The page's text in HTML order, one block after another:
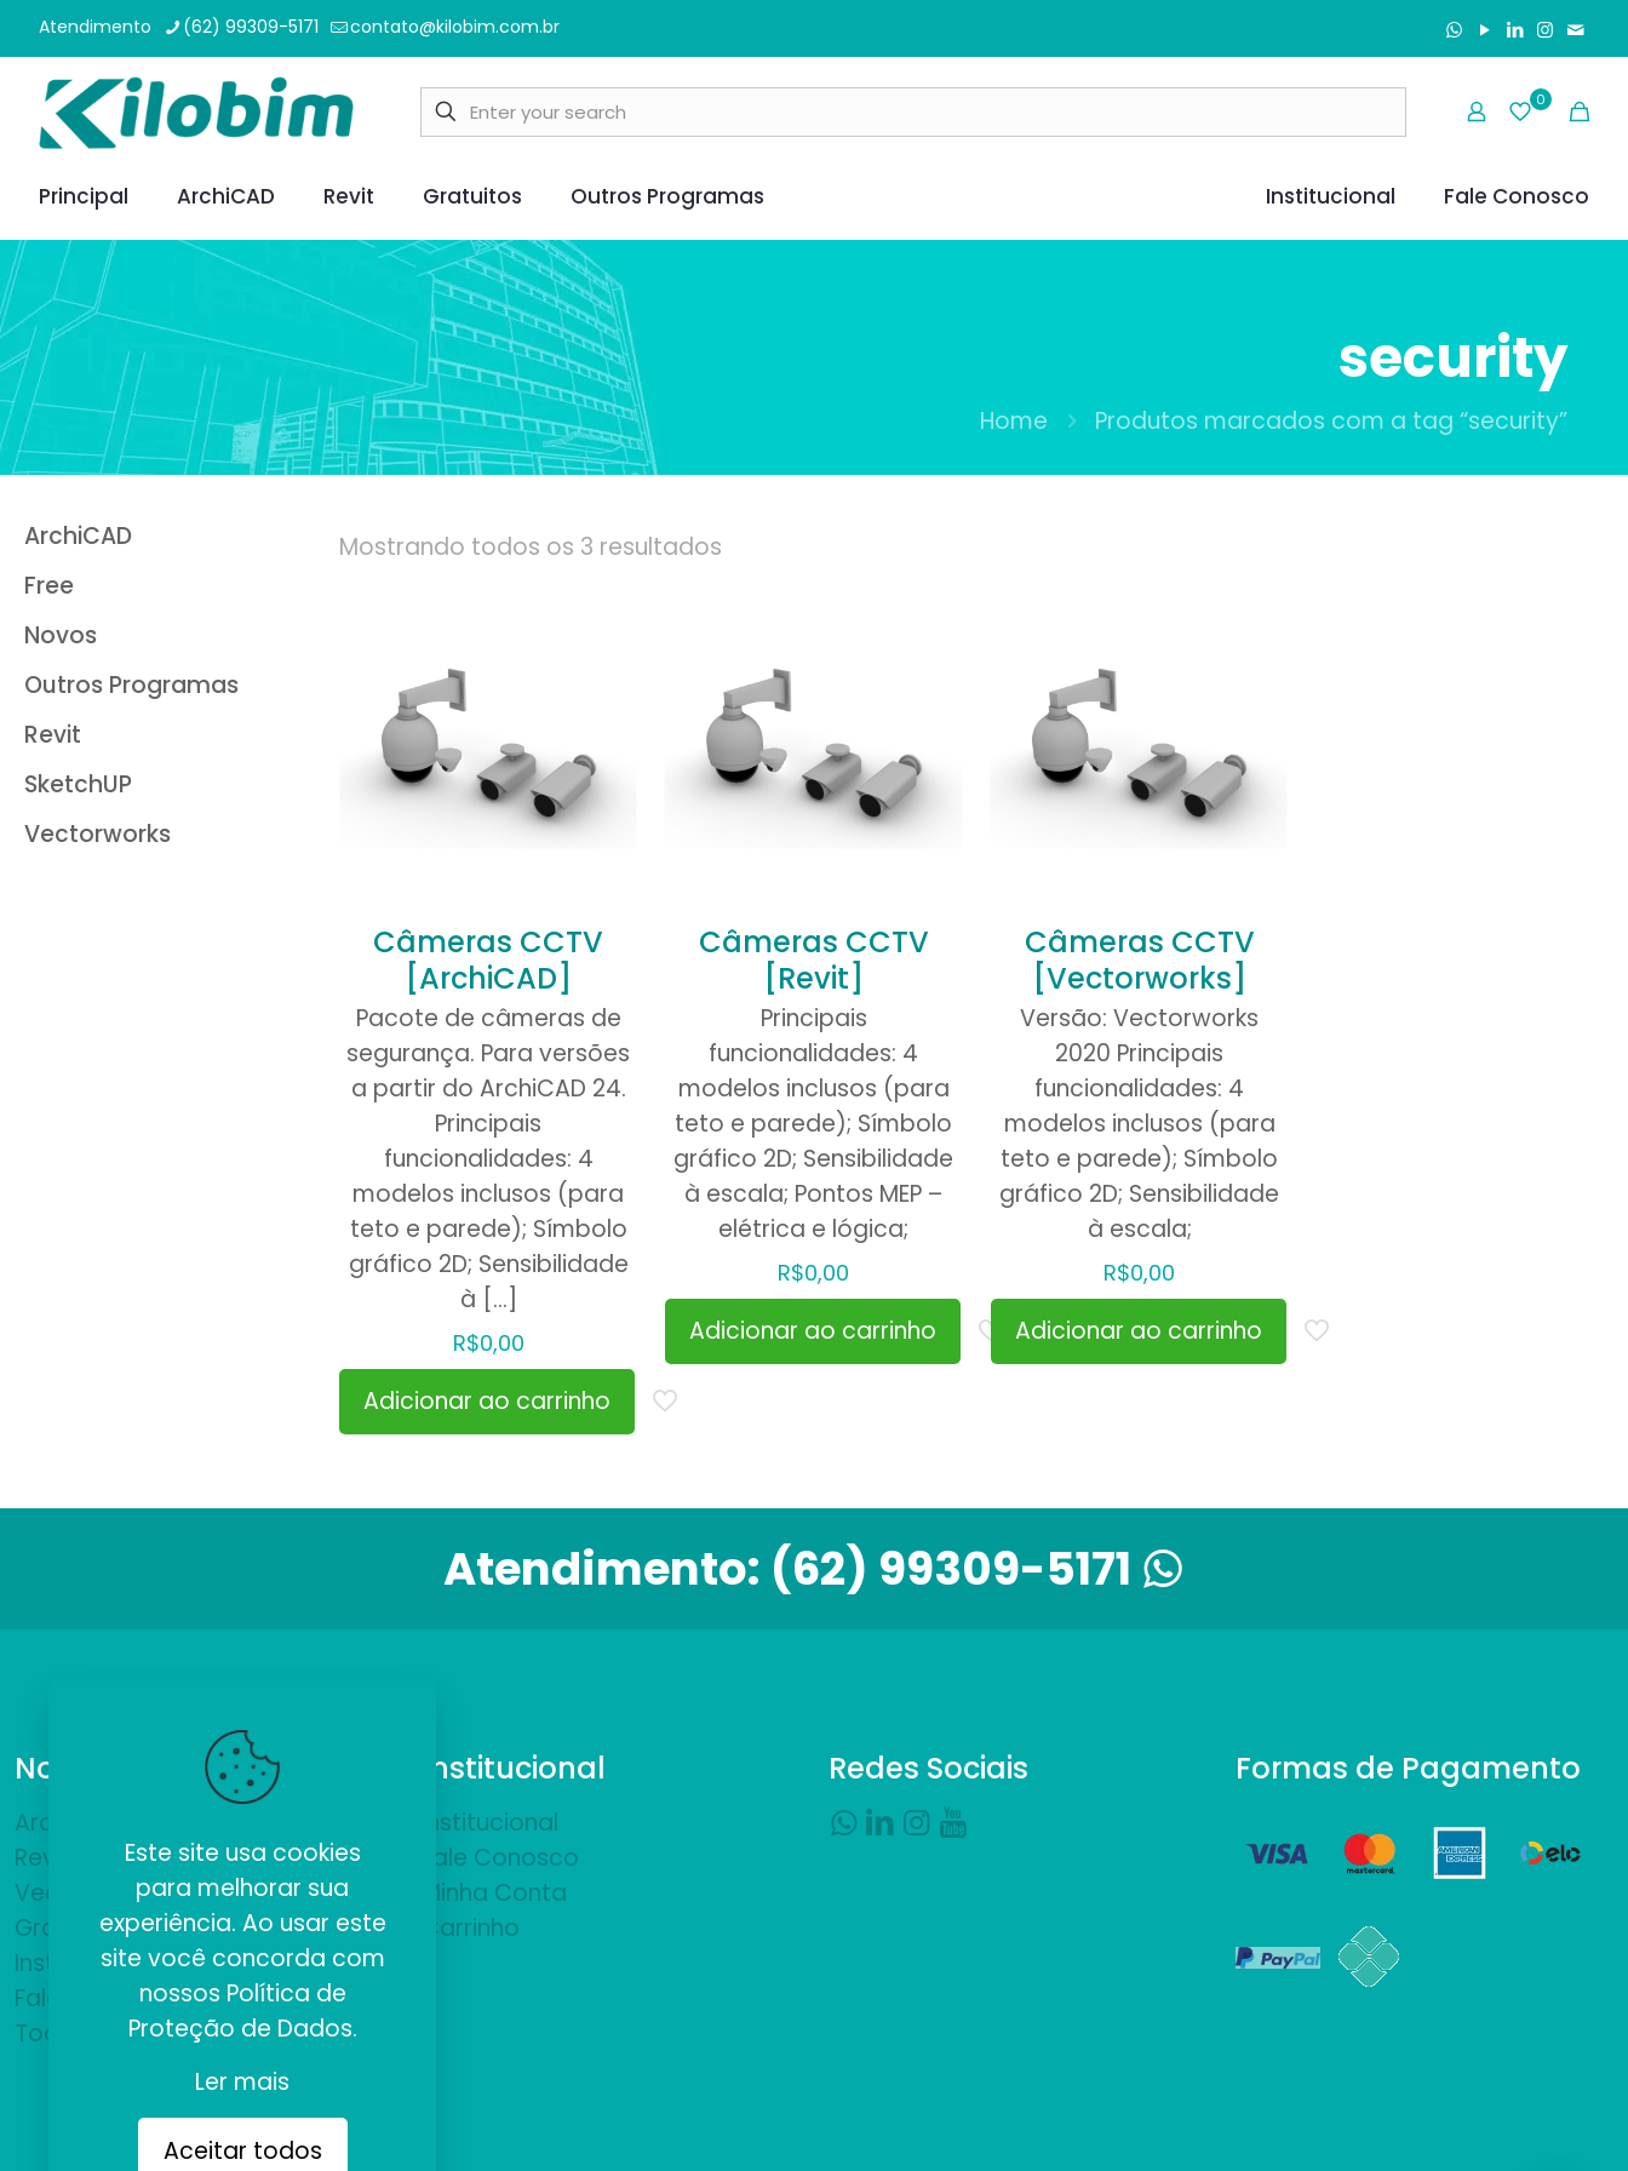
Atendimento (62) 99309-5171 contato@kilobim.com.br
0
Principal ArchiCAD Revit Gratuitos Outros Programas Institucional Fale Conosco
security
Home Produtos marcados com a tag “security”
Mostrando todos os 3 resultados
Câmeras CCTV
[ArchiCAD]
Pacote de câmeras de
segurança. Para versões
a partir do ArchiCAD 24.
Principais
funcionalidades: 4
modelos inclusos (para
teto e parede); Símbolo
gráfico 2D; Sensibilidade
à […]
R$0,00
Adicionar ao carrinho
Câmeras CCTV
[Revit]
Principais
funcionalidades: 4
modelos inclusos (para
teto e parede); Símbolo
gráfico 2D; Sensibilidade
à escala; Pontos MEP –
elétrica e lógica;
R$0,00
Adicionar ao carrinho
Câmeras CCTV
[Vectorworks]
Versão: Vectorworks
2020 Principais
funcionalidades: 4
modelos inclusos (para
teto e parede); Símbolo
gráfico 2D; Sensibilidade
à escala;
R$0,00
Adicionar ao carrinho
ArchiCAD
Free
Novos
Outros Programas
Revit
SketchUP
Vectorworks
Atendimento: (62) 99309-5171
Nossos Produtos
ArchiCAD
Revit
VectorWorks
Gratuitos
Institucional
Fale Conosco
Todos
Institucional
Institucional
Fale Conosco
Minha Conta
Carrinho
Redes Sociais Formas de Pagamento
Este site usa cookies
para melhorar sua
experiência. Ao usar este
site você concorda com
nossos Política de
Proteção de Dados.
Ler mais
Aceitar todos